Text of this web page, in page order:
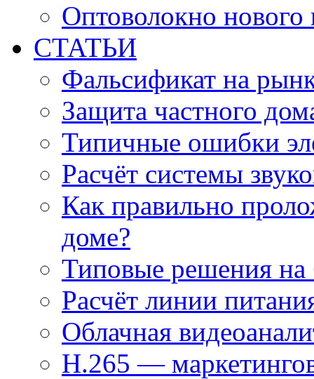
Оптоволокно нового
СТАТЬИ
Фальсификат на
Защита частного
Типичные ошибки
Расчёт системы
Как правильно
доме?
Типовые решения на
Расчёт линии
Облачная
H.265 —